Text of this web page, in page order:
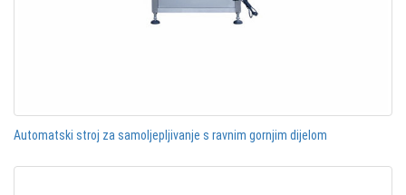
Automatski stroj za samoljepljivanje s ravnim gornjim dijelom